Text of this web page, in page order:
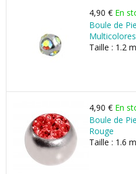
4,90 € En
Boule de
Multicolores
Taille : 1.2
4,90 € En
Boule de
Rouge
Taille : 1.6